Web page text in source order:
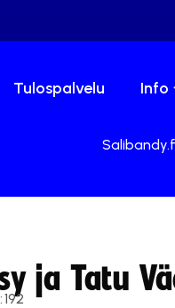
Tulospalvelu Info
ja Tatu
192